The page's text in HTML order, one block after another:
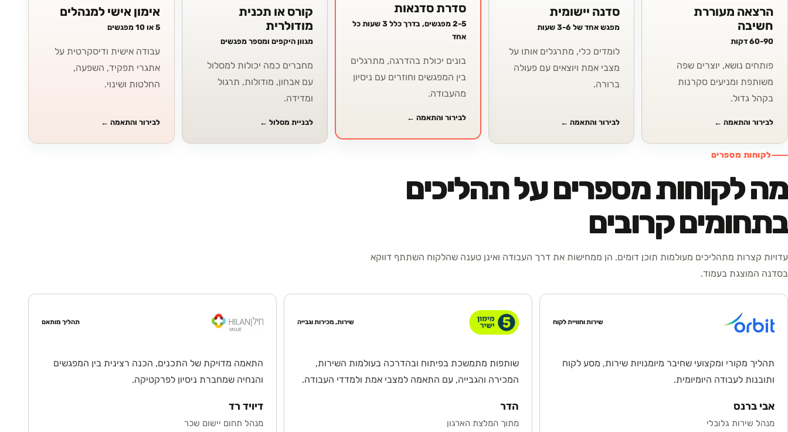
הרצאה מעוררת
חשיבה
60-90 דקות
פותחים נושא, יוצרים שפה
משותפת ומניעים סקרנות
בקהל גדול.
לבירור והתאמה ←
סדנה יישומית
מפגש אחד של 3-6 שעות
לומדים כלי, מתרגלים אותו על
מצבי אמת ויוצאים עם פעולה
ברורה.
לבירור והתאמה←
סדרת סדנאות
2-5 מפגשים, בדרך כלל 3 שעות כל
אחד
בונים יכולת בהדרגה, מתרגלים
בין המפגשים וחוזרים עם ניסיון
מהעבודה.
לבירור והתאמה ←
קורס או תכנית
מודולרית
מגוון היקפים ומספר מפגשים
מחברים כמה יכולות למסלול
עם אבחון, מודולות, תרגול
ומדידה.
לבניית מסלול←
אימון אישי למנהלים
5 או 10 מפגשים
עבודה אישית ודיסקרטית על
אתגרי תפקיד, השפעה,
החלטות ושינוי.
לבירור והתאמה ←
לקוחות מספרים
מה לקוחות מספרים על תהליכים
בתחומים קרובים
עדויות קצרות מתהליכים מעולמות תוכן דומים. הן ממחישות את דרך העבודה ואינן טענה שהלקוח השתתף דווקא
בסדנה המוצגת בעמוד.
שירות וחוויית לקוח
תהליך מקורי ומקצועי שחיבר מיומנויות שירות, מסע לקוח
ותובנות לעבודה היומיומית.
אבי ברנס
מנהל שירות גלובלי
שירות, מכירות וגבייה
שותפות מתמשכת בפיתוח ובהדרכה בעולמות השירות,
המכירה והגבייה, עם התאמה למצבי אמת ולמדדי העבודה.
הדר
מתוך המלצת הארגון
תהליך מותאם
התאמה מדויקת של התכנים, הכנה רצינית בין המפגשים
והנחיה שמחברת ניסיון לפרקטיקה.
דיויד רד
מנהל תחום יישום שכר